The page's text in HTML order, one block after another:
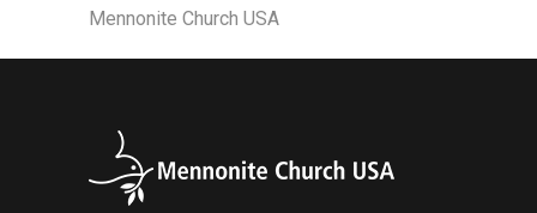
Mennonite Church USA